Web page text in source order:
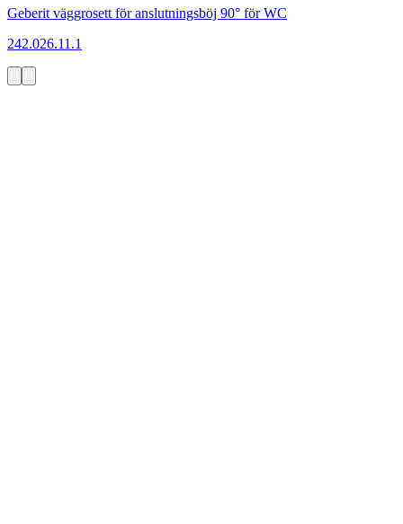
Geberit väggrosett för anslutningsböj 90° för WC
242.026.11.1